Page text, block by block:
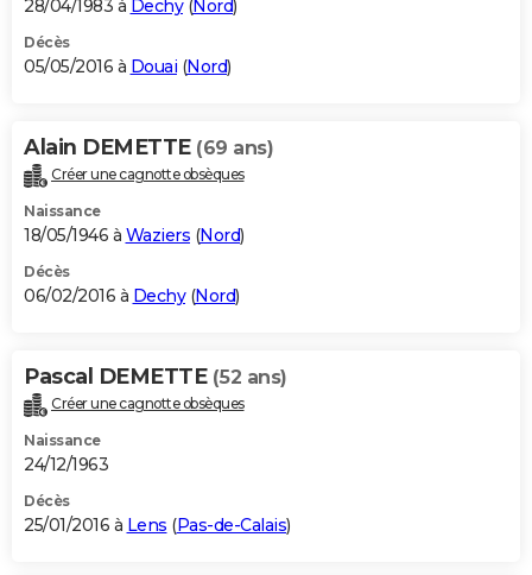
28/04/1983 à Dechy(Nord)
Décès
05/05/2016 à Douai (Nord)
Alain DEMETTE (69 ans)
Créer une cagnotte obsèques
Naissance
18/05/1946 à Waziers (Nord)
Décès
06/02/2016 à Dechy(Nord)
Pascal DEMETTE (52 ans)
Créer une cagnotte obsèques
Naissance
24/12/1963
Décès
25/01/2016 à Lens (Pas-de-Calais)